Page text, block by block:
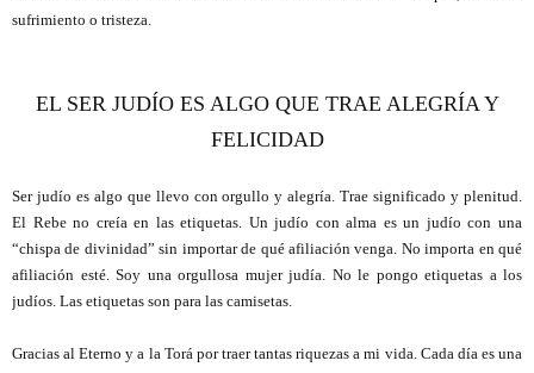
sufrimiento o tristeza.
EL SER JUDÍO ES ALGO QUE TRAE ALEGRÍA Y
FELICIDAD
Ser judío es algo que llevo con orgullo y alegría. Trae significado y plenitud.
El Rebe no creía en las etiquetas. Un judío con alma es un judío con una
“chispa de divinidad” sin importar de qué afiliación venga. No importa en qué
afiliación esté. Soy una orgullosa mujer judía. No le pongo etiquetas a los
judíos. Las etiquetas son para las camisetas.
Gracias al Eterno y a la Torá por traer tantas riquezas a mi vida. Cada día es una